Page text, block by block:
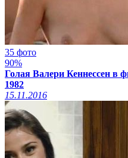
35 фото
90%
Голая Валери Кеннессен в
1982
15.11.2016